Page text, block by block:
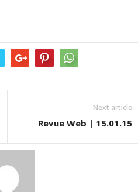
Next article
Revue Web | 15.01.15